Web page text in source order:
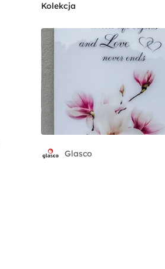
Kolekcja
Glasco